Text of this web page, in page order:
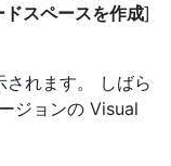
スペースを作成]
れます。 しばら
ジョンの Visual